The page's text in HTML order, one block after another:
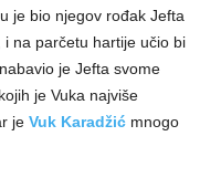
je bio njegov rođak Jefta
na parčetu hartije učio bi
je Jefta svome
je Vuka najviše
je Vuk Karadžić mnogo